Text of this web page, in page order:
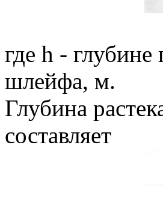
где h - глубине
шлейфа, м.
Глубина
составляет